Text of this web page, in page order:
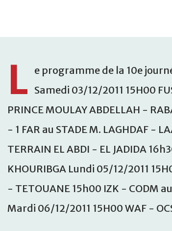
L e programme de la 10e
Samedi 03/12/2011 15H00
PRINCE MOULAY ABDELLAH -
- 1 FAR au STADE M. LAGHDAF -
TERRAIN EL ABDI - EL JADIDA
KHOURIBGA Lundi 05/12/2011
- TETOUANE 15h00 IZK - CODM
Mardi 06/12/2011 15H00 WAF -